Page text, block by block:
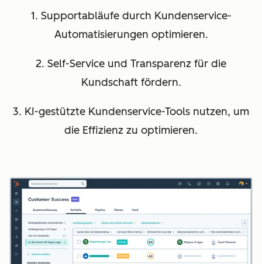
1. Supportabläufe durch Kundenservice-
Automatisierungen optimieren.
2. Self-Service und Transparenz für die
Kundschaft fördern.
3. KI-gestützte Kundenservice-Tools nutzen, um
die Effizienz zu optimieren.